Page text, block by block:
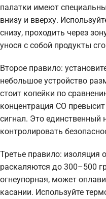
палатки имеют
внизу и вверху.
снизу, проходить через
унося с собой продукты
Второе правило:
небольшое устройство
стоит копейки по
концентрация CO
сигнал. Это единственный
контролировать
Третье правило: изоляция
раскаляются до 300–500
огнеупорная, может
касании. Используйте